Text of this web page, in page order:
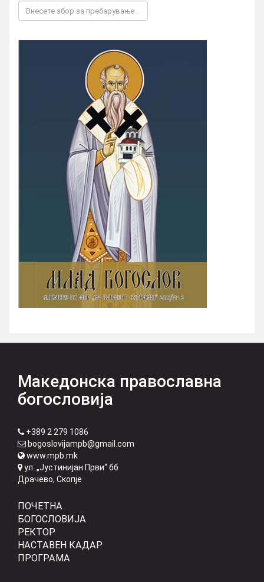
Македонска православна
богословија
+389 2 279 1086
bogoslovijampb@gmail.com
www.mpb.mk
ул: „Јустинијан Први“ бб
Драчево, Скопје
ПОЧЕТНА
БОГОСЛОВИЈА
РЕКТОР
НАСТАВЕН КАДАР
ПРОГРАМА